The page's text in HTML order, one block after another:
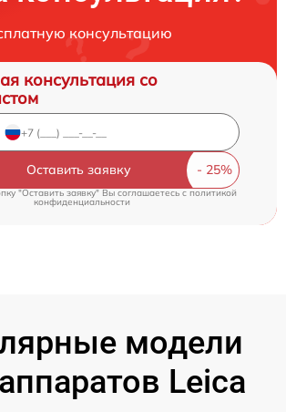
консультацию
консультация со
Оставить заявку
"Оставить заявку" Вы соглашаетесь cполитикой
конфиденциальности
модели
Leica